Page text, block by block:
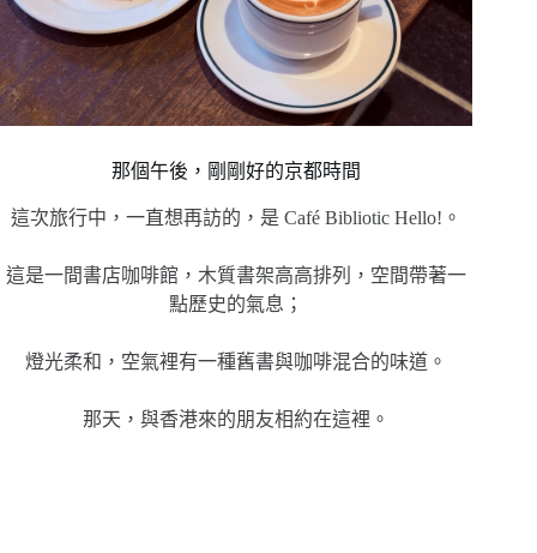
那個午後，剛剛好的京都時間
這次旅行中，一直想再訪的，是 Café Bibliotic Hello!。
這是一間書店咖啡館，木質書架高高排列，空間帶著一
點歷史的氣息；
燈光柔和，空氣裡有一種舊書與咖啡混合的味道。
那天，與香港來的朋友相約在這裡。